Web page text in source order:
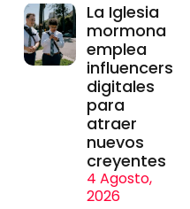
La Iglesia
mormona
emplea
influencers
digitales
para
atraer
nuevos
creyentes
4 Agosto,
2026